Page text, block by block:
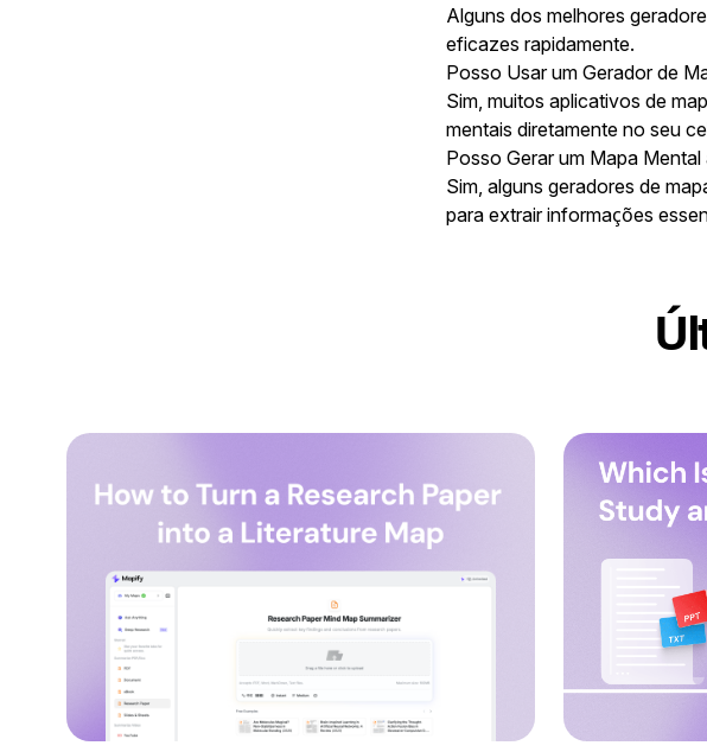
Alguns dos melhores
eficazes rapidamente.
Posso Usar um Gerador de
Sim, muitos aplicativos de
mentais diretamente no seu
Posso Gerar um Mapa
Sim, alguns geradores de
para extrair informações